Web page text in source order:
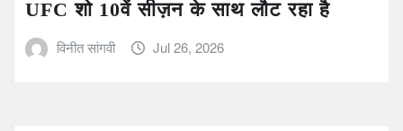
UFC शो 10वें सीज़न के साथ लौट रहा है
विनीत सांगवी Jul 26, 2026